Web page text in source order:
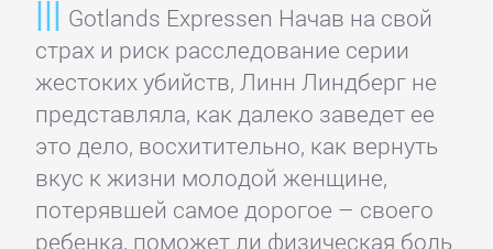
Gotlands Expressen Начав на свой
страх и риск расследование серии
жестоких убийств, Линн Линдберг не
представляла, как далеко заведет ее
это дело, восхитительно, как вернуть
вкус к жизни молодой женщине,
потерявшей самое дорогое – своего
ребенка, поможет ли физическая боль
издания
Поиск
работы,
карьера
Управление,